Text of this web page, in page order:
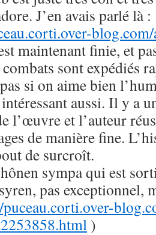
J’en avais parlé là :
maintenant finie, et
sont expédiés
si on aime bien
aussi. Il y a
l’œuvre et l’auteur
de manière fine.
de surcroît.
sympa qui est
pas exceptionnel,
)